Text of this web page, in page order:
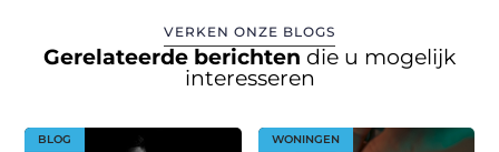
VERKEN ONZE BLOGS
Gerelateerde berichten die u mogelijk
interesseren
BLOG WONINGEN